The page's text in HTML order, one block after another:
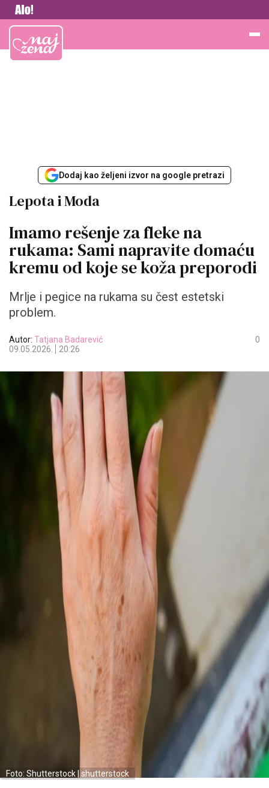
Vesti
Najžena
Dodaj kao željeni izvor na google pretrazi
Lepota i Moda
Imamo rešenje za fleke na
rukama: Sami napravite domaću
kremu od koje se koža preporodi
Mrlje i pegice na rukama su čest estetski
problem.
Autor: Tatjana Badarević
09.05.2026.
20:26
0
Foto: Shutterstock | shutterstock